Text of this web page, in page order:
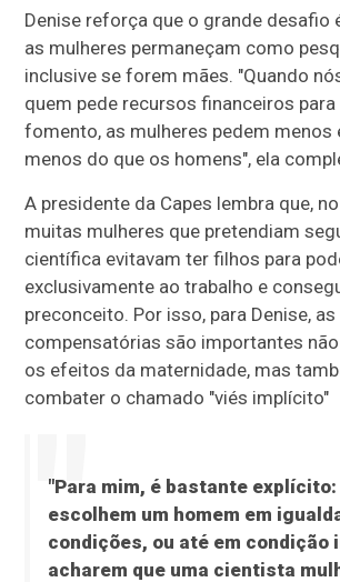
Denise reforça que o grande desafio
as mulheres permaneçam como
inclusive se forem mães. "Quando
quem pede recursos financeiros
fomento, as mulheres pedem menos
menos do que os homens", ela
A presidente da Capes lembra que,
muitas mulheres que pretendiam
científica evitavam ter filhos para
exclusivamente ao trabalho e
preconceito. Por isso, para Denise,
compensatórias são importantes
os efeitos da maternidade, mas
combater o chamado "viés implícito"
"Para mim, é bastante explícito:
escolhem um homem em
condições, ou até em condição
acharem que uma cientista